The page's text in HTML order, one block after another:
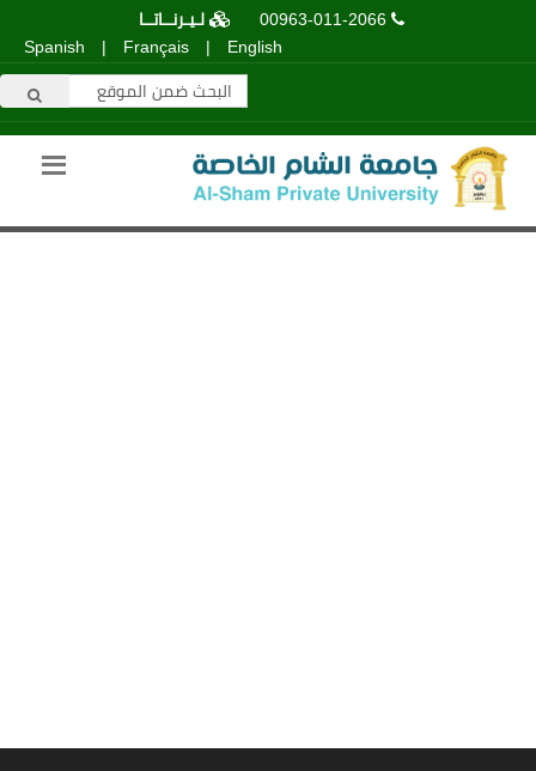
00963-011-2066
لـيـرنــاتــا
English
|
Français
|
Spanish